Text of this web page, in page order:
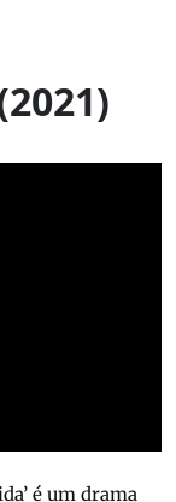
é um drama